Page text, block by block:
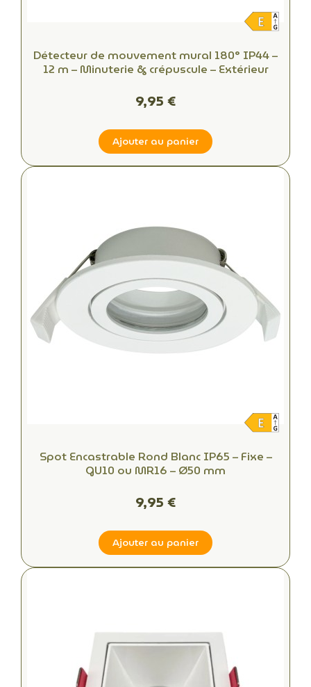
Détecteur de mouvement mural 180° IP44 –
12 m – Minuterie & crépuscule – Extérieur
9,95 €
Ajouter au panier
Spot Encastrable Rond Blanc IP65 – Fixe –
GU10 ou MR16 – Ø50 mm
9,95 €
Ajouter au panier